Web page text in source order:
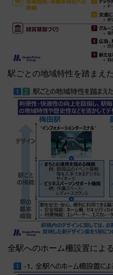
駅ごとの地域特性を踏まえ
全駅へのホーム柵設置によ